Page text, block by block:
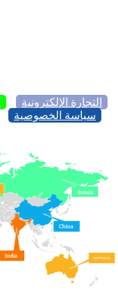
التجارة الإلكترونية
سياسة الخصوصية